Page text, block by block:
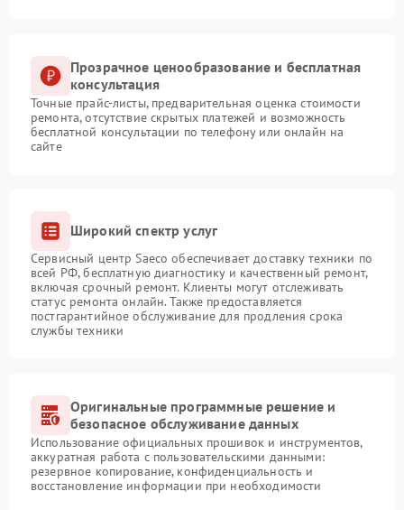
Прозрачное ценообразование и бесплатная
консультация
Точные прайс-листы, предварительная оценка стоимости
ремонта, отсутствие скрытых платежей и возможность
бесплатной консультации по телефону или онлайн на
сайте
Широкий спектр услуг
Сервисный центр Saeco обеспечивает доставку техники по
всей РФ, бесплатную диагностику и качественный ремонт,
включая срочный ремонт. Клиенты могут отслеживать
статус ремонта онлайн. Также предоставляется
постгарантийное обслуживание для продления срока
службы техники
Оригинальные программные решение и
безопасное обслуживание данных
Использование официальных прошивок и инструментов,
аккуратная работа с пользовательскими данными:
резервное копирование, конфиденциальность и
восстановление информации при необходимости